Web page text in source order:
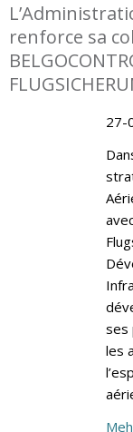
renforce sa
27-
ses
les